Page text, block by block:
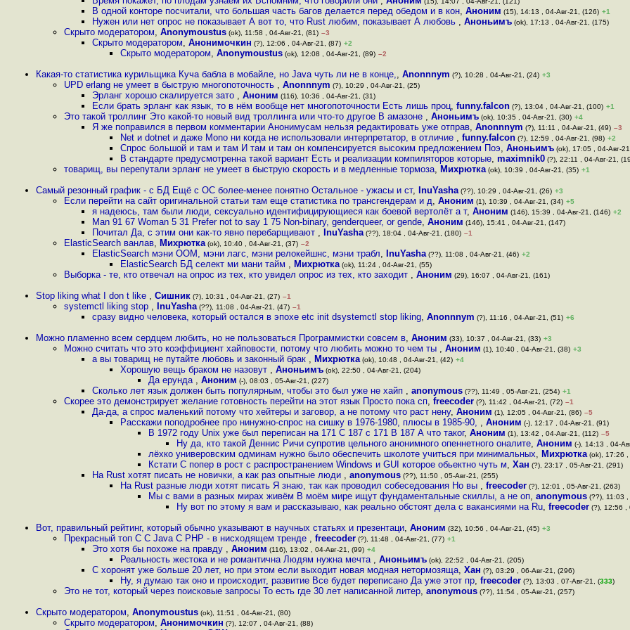
В одной конторе посчитали, что большая часть багов делается перед обедом и в кон, Аноним (15), 14:13 , 04-Авг-21, (126) +1
Нужен или нет опрос не показывает А вот то, что Rust любим, показывает А любовь , Аноньимъ (ok), 17:13 , 04-Авг-21, (175)
Скрыто модератором, Anonymoustus (ok), 11:58 , 04-Авг-21, (81) –3
Скрыто модератором, Анонимочкин (?), 12:06 , 04-Авг-21, (87) +2
Скрыто модератором, Anonymoustus (ok), 12:08 , 04-Авг-21, (89) –2
Какая-то статистика курильщика Куча бабла в мобайле, но Java чуть ли не в конце,, Anonnnym (?), 10:28 , 04-Авг-21, (24) +3
UPD erlang не умеет в быструю многопоточность , Anonnnym (?), 10:29 , 04-Авг-21, (25)
Эрланг хорошо скалируется зато , Аноним (116), 10:36 , 04-Авг-21, (31)
Если брать эрланг как язык, то в нём вообще нет многопоточности Есть лишь проц, funny.falcon (?), 13:04 , 04-Авг-21, (100) +1
Это такой троллинг Это какой-то новый вид троллинга или что-то другое В амазоне , Аноньимъ (ok), 10:35 , 04-Авг-21, (30) +4
Я же поправился в первом комментарии Анонимусам нельзя редактировать уже отправ, Anonnnym (?), 11:11 , 04-Авг-21, (49) –3
Net и dotnet и даже Mono ни когда не использовали интерпретатор, в отличие , funny.falcon (?), 12:59 , 04-Авг-21, (98) +2
Спрос большой и там и там И там и там он компенсируется высоким предложением Поэ, Аноньимъ (ok), 17:05 , 04-Авг-
В стандарте предусмотренна такой вариант Есть и реализации компиляторов которые, maximnik0 (?), 22:11 , 04-Авг-21,
товарищ, вы перепутали эрланг не умеет в быструю скорость и в медленные тормоза, Михрютка (ok), 10:39 , 04-Авг-21, (35) +1
Самый резонный график - с БД Ещё с ОС более-менее понятно Остальное - ужасы и ст, InuYasha (??), 10:29 , 04-Авг-21, (26) +3
Если перейти на сайт оригинальной статьи там еще статистика по трансгендерам и д, Аноним (1), 10:39 , 04-Авг-21, (34) +5
я надеюсь, там были люди, сексуально идентифицирующиеся как боевой вертолёт а т, Аноним (146), 15:39 , 04-Авг-21, (146) +2
Man 91 67 Woman 5 31 Prefer not to say 1 75 Non-binary, genderqueer, or gende, Аноним (146), 15:41 , 04-Авг-21, (147)
Почитал Да, с этим они как-то явно перебарщивают , InuYasha (??), 18:04 , 04-Авг-21, (180) –1
ElasticSearch ванлав, Михрютка (ok), 10:40 , 04-Авг-21, (37) –2
ElasticSearch мэни ООМ, мэни лагс, мэни релокейшнс, мэни трабл, InuYasha (??), 11:08 , 04-Авг-21, (46) +2
ElasticSearch БД селект ми мани тайм , Михрютка (ok), 11:24 , 04-Авг-21, (55)
Выборка - те, кто отвечал на опрос из тех, кто увидел опрос из тех, кто заходит , Аноним (29), 16:07 , 04-Авг-21, (161)
Stop liking what I don t like , Сишник (?), 10:31 , 04-Авг-21, (27) –1
systemctl liking stop , InuYasha (??), 11:08 , 04-Авг-21, (47) –1
сразу видно человека, который остался в эпохе etc init dsystemctl stop liking, Anonnnym (?), 11:16 , 04-Авг-21, (51) +6
Можно пламенно всем сердцем любить, но не пользоваться Программистки совсем в, Аноним (33), 10:37 , 04-Авг-21, (33) +3
Можно считать что это коэффициент хайповости, потому что любить можно то чем ты , Аноним (1), 10:40 , 04-Авг-21, (38) +3
а вы товарищ не путайте любовь и законный брак , Михрютка (ok), 10:48 , 04-Авг-21, (42) +4
Хорошую вещь браком не назовут , Аноньимъ (ok), 22:50 , 04-Авг-21, (204)
Да ерунда , Аноним (-), 08:03 , 05-Авг-21, (227)
Сколько лет язык должен быть популярным, чтобы это был уже не хайп , anonymous (??), 11:49 , 05-Авг-21, (254) +1
Скорее это демонстрирует желание готовность перейти на этот язык Просто пока сп, freecoder (?), 11:42 , 04-Авг-21, (72) –1
Да-да, а спрос маленький потому что хейтеры и заговор, а не потому что раст нену, Аноним (1), 12:05 , 04-Авг-21, (86) –5
Расскажи поподробнее про нинужно-спрос на сишку в 1976-1980, плюсы в 1985-90, , Аноним (-), 12:17 , 04-Авг-21, (91)
В 1972 году Unix уже был переписан на 171 С 187 с 171 B 187 А что таког, Аноним (1), 13:42 , 04-Авг-21, (112) –5
Ну да, кто такой Деннис Ричи супротив цельного анонимного опеннетного оналите, Аноним (-), 14:13 , 04-
лёхко универовским одминам нужно было обеспечить школоте учиться при минимальных, Михрютка (ok), 17:26 ,
Кстати C попер в рост с распространением Windows и GUI которое обьектно чуть м, Хан (?), 23:17 , 05-Авг-21, (291)
На Rust хотят писать не новички, а как раз опытные люди , anonymous (??), 11:50 , 05-Авг-21, (255)
На Rust разные люди хотят писать Я знаю, так как проводил собеседования Но вы , freecoder (?), 12:01 , 05-Авг-21, (263)
Мы с вами в разных мирах живём В моём мире ищут фундаментальные скиллы, а не оп, anonymous (??), 11:03
Ну вот по этому я вам и рассказываю, как реально обстоят дела с вакансиями на Ru, freecoder (?), 12:56 ,
Вот, правильный рейтинг, который обычно указывают в научных статьях и презентаци, Аноним (32), 10:56 , 04-Авг-21, (45) +3
Прекрасный топ C C Java C PHP - в нисходящем тренде , freecoder (?), 11:48 , 04-Авг-21, (77) +1
Это хотя бы похоже на правду , Аноним (116), 13:02 , 04-Авг-21, (99) +4
Реальность жестока и не романтична Людям нужна мечта , Аноньимъ (ok), 22:52 , 04-Авг-21, (205)
C хоронят уже больше 20 лет, но при этом если выходит новая модная нетормозяща, Хан (?), 03:29 , 06-Авг-21, (296)
Ну, я думаю так оно и происходит, развитие Все будет переписано Да уже этот пр, freecoder (?), 13:03 , 07-Авг-21, (333)
Это не тот, который через поисковые запросы То есть где 30 лет написанной литер, anonymous (??), 11:54 , 05-Авг-21, (257)
Скрыто модератором, Anonymoustus (ok), 11:51 , 04-Авг-21, (80)
Скрыто модератором, Анонимочкин (?), 12:07 , 04-Авг-21, (88)